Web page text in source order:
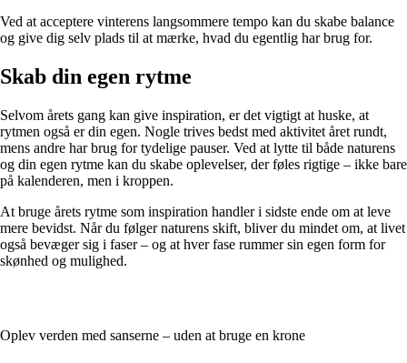
Ved at acceptere vinterens langsommere tempo kan du skabe balance
og give dig selv plads til at mærke, hvad du egentlig har brug for.
Skab din egen rytme
Selvom årets gang kan give inspiration, er det vigtigt at huske, at
rytmen også er din egen. Nogle trives bedst med aktivitet året rundt,
mens andre har brug for tydelige pauser. Ved at lytte til både naturens
og din egen rytme kan du skabe oplevelser, der føles rigtige – ikke bare
på kalenderen, men i kroppen.
At bruge årets rytme som inspiration handler i sidste ende om at leve
mere bevidst. Når du følger naturens skift, bliver du mindet om, at livet
også bevæger sig i faser – og at hver fase rummer sin egen form for
skønhed og mulighed.
Oplev verden med sanserne – uden at bruge en krone